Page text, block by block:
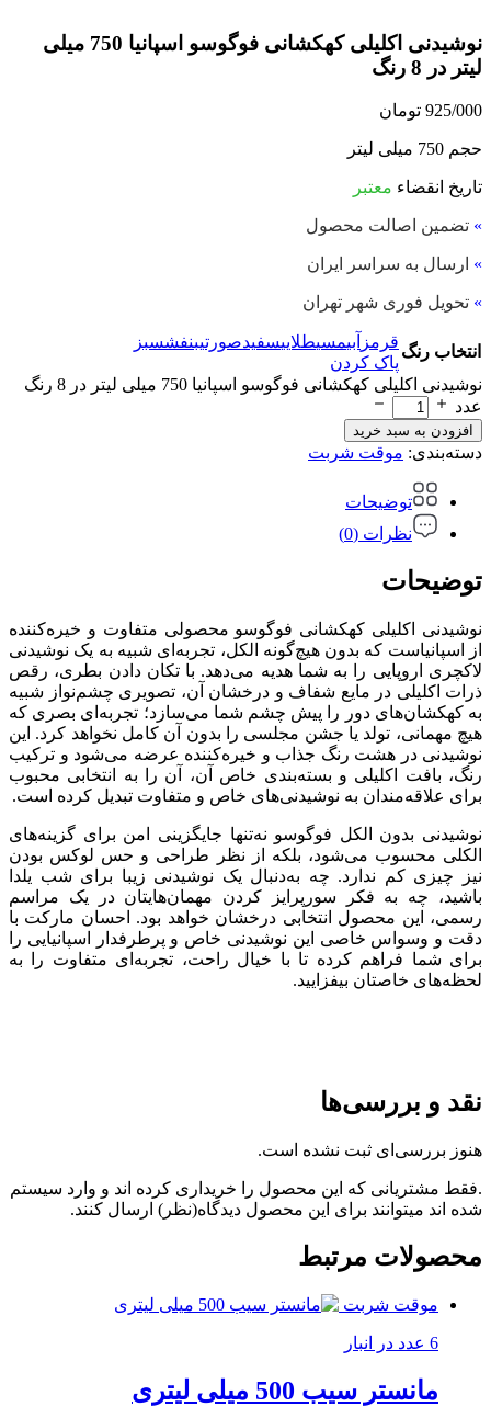
نوشیدنی اکلیلی کهکشانی فوگوسو اسپانیا 750 میلی
لیتر در 8 رنگ
925/000 تومان
حجم 750 میلی لیتر
تاریخ انقضاء معتبر
» تضمین اصالت محصول
» ارسال به سراسر ایران
» تحویل فوری شهر تهران
انتخاب رنگ
قرمز آبیمسیطلاییسفیدصورتیبنفشسبز
پاک کردن
نوشیدنی اکلیلی کهکشانی فوگوسو اسپانیا 750 میلی لیتر در 8 رنگ
عدد
افزودن به سبد خرید
دسته‌بندی: موقت شربت
توضیحات
نظرات (0)
توضیحات
نوشیدنی اکلیلی کهکشانی فوگوسو محصولی متفاوت و خیره‌کننده
از اسپانیاست که بدون هیچ‌گونه الکل، تجربه‌ای شبیه به یک نوشیدنی
لاکچری اروپایی را به شما هدیه می‌دهد. با تکان دادن بطری، رقص
ذرات اکلیلی در مایع شفاف و درخشان آن، تصویری چشم‌نواز شبیه
به کهکشان‌های دور را پیش چشم شما می‌سازد؛ تجربه‌ای بصری که
هیچ مهمانی، تولد یا جشن مجلسی را بدون آن کامل نخواهد کرد. این
نوشیدنی در هشت رنگ جذاب و خیره‌کننده عرضه می‌شود و ترکیب
رنگ، بافت اکلیلی و بسته‌بندی خاص آن، آن را به انتخابی محبوب
برای علاقه‌مندان به نوشیدنی‌های خاص و متفاوت تبدیل کرده است.
نوشیدنی بدون الکل فوگوسو نه‌تنها جایگزینی امن برای گزینه‌های
الکلی محسوب می‌شود، بلکه از نظر طراحی و حس لوکس بودن
نیز چیزی کم ندارد. چه به‌دنبال یک نوشیدنی زیبا برای شب یلدا
باشید، چه به فکر سورپرایز کردن مهمان‌هایتان در یک مراسم
رسمی، این محصول انتخابی درخشان خواهد بود. احسان مارکت با
دقت و وسواس خاصی این نوشیدنی خاص و پرطرفدار اسپانیایی را
برای شما فراهم کرده تا با خیال راحت، تجربه‌ای متفاوت را به
لحظه‌های خاصتان بیفزایید.
نقد و بررسی‌ها
هنوز بررسی‌ای ثبت نشده است.
.فقط مشتریانی که این محصول را خریداری کرده اند و وارد سیستم
شده اند میتوانند برای این محصول دیدگاه(نظر) ارسال کنند.
محصولات مرتبط
موقت شربت
6 عدد در انبار
مانستر سیب 500 میلی لیتری